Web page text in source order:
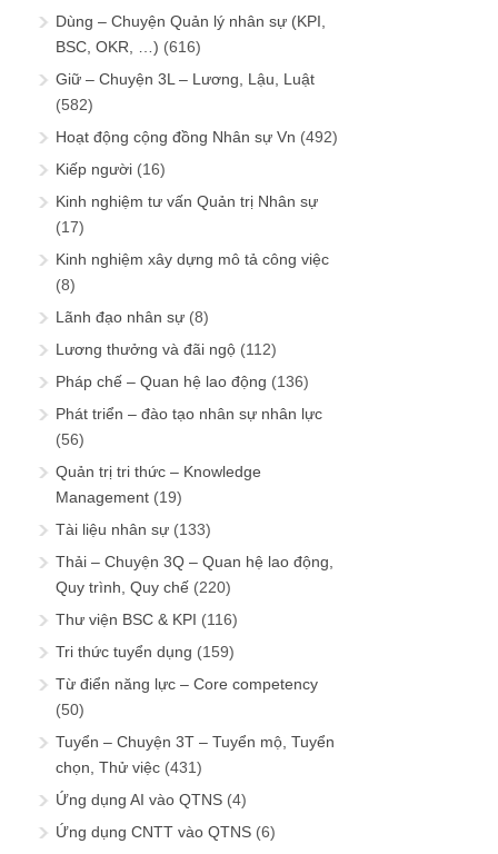
Dùng – Chuyện Quản lý nhân sự (KPI,
BSC, OKR, …) (616)
Giữ – Chuyện 3L – Lương, Lậu, Luật
(582)
Hoạt động cộng đồng Nhân sự Vn (492)
Kiếp người (16)
Kinh nghiệm tư vấn Quản trị Nhân sự
(17)
Kinh nghiệm xây dựng mô tả công việc
(8)
Lãnh đạo nhân sự (8)
Lương thưởng và đãi ngộ (112)
Pháp chế – Quan hệ lao động (136)
Phát triển – đào tạo nhân sự nhân lực
(56)
Quản trị tri thức – Knowledge
Management (19)
Tài liệu nhân sự (133)
Thải – Chuyện 3Q – Quan hệ lao động,
Quy trình, Quy chế (220)
Thư viện BSC & KPI (116)
Tri thức tuyển dụng (159)
Từ điển năng lực – Core competency
(50)
Tuyển – Chuyện 3T – Tuyển mộ, Tuyển
chọn, Thử việc (431)
Ứng dụng AI vào QTNS (4)
Ứng dụng CNTT vào QTNS (6)